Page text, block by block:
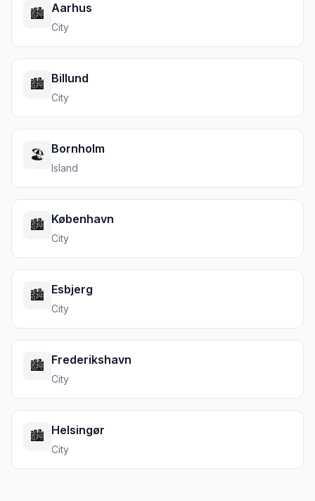
🏙️ Aarhus
City
🏙️ Billund
City
🏖️ Bornholm
Island
🏙️ København
City
🏙️ Esbjerg
City
🏙️ Frederikshavn
City
🏙️ Helsingør
City